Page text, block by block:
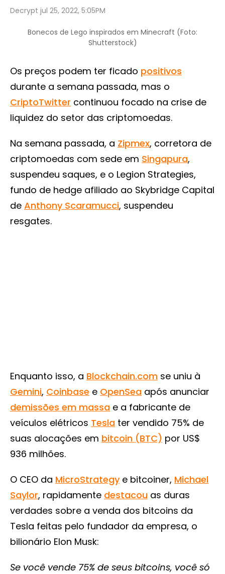
Decrypt jul 25, 2022, 5:05PM
Bonecos de Lego inspirados em Minecraft (Foto:
Shutterstock)
Os preços podem ter ficado positivos
durante a semana passada, mas o
CriptoTwitter continuou focado na crise de
liquidez do setor das criptomoedas.
Na semana passada, a Zipmex, corretora de
criptomoedas com sede em Singapura,
suspendeu saques, e o Legion Strategies,
fundo de hedge afiliado ao Skybridge Capital
de Anthony Scaramucci, suspendeu
resgates.
Enquanto isso, a Blockchain.com se uniu à
Gemini, Coinbase e OpenSea após anunciar
demissões em massa e a fabricante de
veículos elétricos Tesla ter vendido 75% de
suas alocações em bitcoin (BTC) por US$
936 milhões.
O CEO da MicroStrategye bitcoiner, Michael
Saylor, rapidamente destacou as duras
verdades sobre a venda dos bitcoins da
Tesla feitas pelo fundador da empresa, o
bilionário Elon Musk:
Se você vende 75% de seus bitcoins, você só